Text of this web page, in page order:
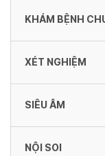
KHÁM BỆNH
Khám cấp
Khám nội
XÉT NGHIỆM
đếm tự
60,000 VND/
SIÊU ÂM
NỘI SOI